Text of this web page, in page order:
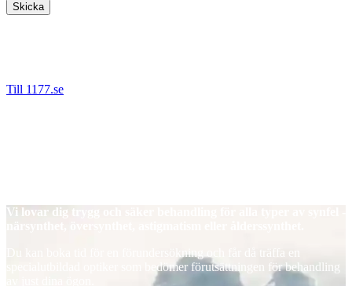
Skicka
Till 1177.se
Vi lovar dig trygg och säker behandling för alla typer av synfel -
närsynthet, översynthet, astigmatism eller ålderssynthet.
Du kan boka tid för en förundersökning och får då träffa en
specialutbildad optiker som bedömer förutsättningen för behandling